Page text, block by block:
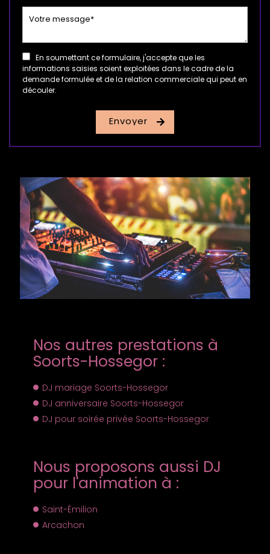
En soumettant ce formulaire, j'accepte que les
informations saisies soient exploitées dans le cadre de la
demande formulée et de la relation commerciale qui peut en
découler.
Nos autres prestations à
Soorts-Hossegor :
DJ mariage Soorts-Hossegor
DJ anniversaire Soorts-Hossegor
DJ pour soirée privée Soorts-Hossegor
Nous proposons aussi DJ
pour l'animation à :
Saint-Émilion
Arcachon